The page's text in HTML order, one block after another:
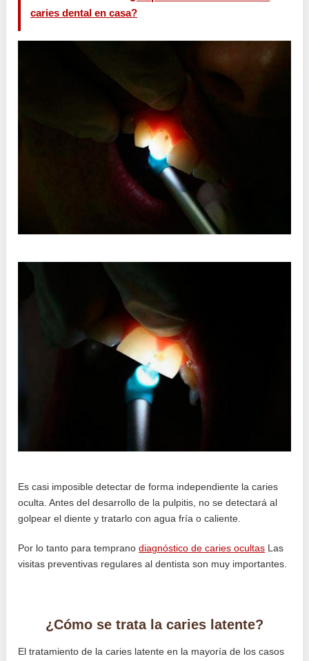
caries dental en casa?
Es casi imposible detectar de forma independiente la caries
oculta. Antes del desarrollo de la pulpitis, no se detectará al
golpear el diente y tratarlo con agua fría o caliente.
Por lo tanto para tempranodiagnóstico de caries ocultas Las
visitas preventivas regulares al dentista son muy importantes.
¿Cómo se trata la caries latente?
El tratamiento de la caries latente en la mayoría de los casos